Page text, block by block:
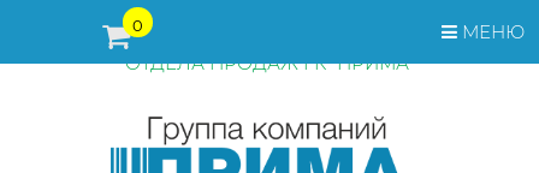
МЕНЮ
0
ПЕРЕД ОФОРМЛЕНИЕМ ЗАКАЗА, СТОИМОСТЬ И СРОКИ
ПОСТАВКИ ТОВАРА УТОЧНЯЙТЕ У МЕНЕДЖЕРОВ
ОТДЕЛА ПРОДАЖ ГК "ПРИМА"